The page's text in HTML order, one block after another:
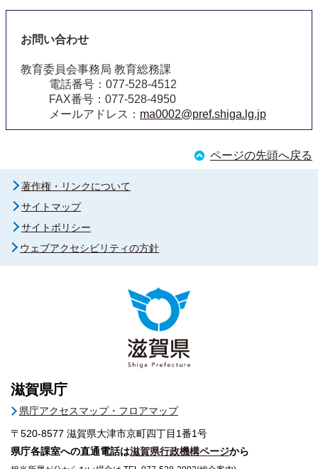
お問い合わせ
教育委員会事務局 教育総務課
電話番号：077-528-4512
FAX番号：077-528-4950
メールアドレス： ma0002@pref.shiga.lg.jp
ページの先頭へ戻る
著作権・リンクについて
サイトマップ
サイトポリシー
ウェブアクセシビリティの方針
滋賀県庁
県庁アクセスマップ・フロアマップ
〒520-8577 滋賀県大津市京町四丁目1番1号
県庁各課室への直通電話は滋賀県行政機構ページから